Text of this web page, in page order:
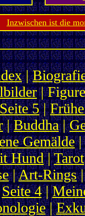
Inzwischen ist die
|
|
Seite 5|
|Buddha|
Gemälde|
Hund|Tarot
|Art-Rings|
Seite 4|
|